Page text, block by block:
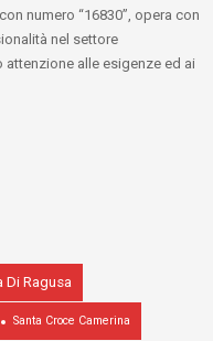
numero “16830”, opera con
nel settore
alle esigenze ed ai
Di Ragusa
Santa Croce Camerina